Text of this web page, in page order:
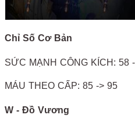
Chỉ Số Cơ Bản
SỨC MẠNH CÔNG KÍCH: 58
MÁU THEO CẤP: 85 -> 95
W - Đồ Vương